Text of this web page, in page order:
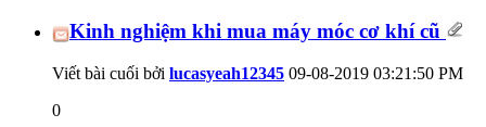
Kinh nghiệm khi mua máy móc cơ khí cũ
Viết bài cuối bởi lucasyeah12345 09-08-2019 03:21:50 PM
0